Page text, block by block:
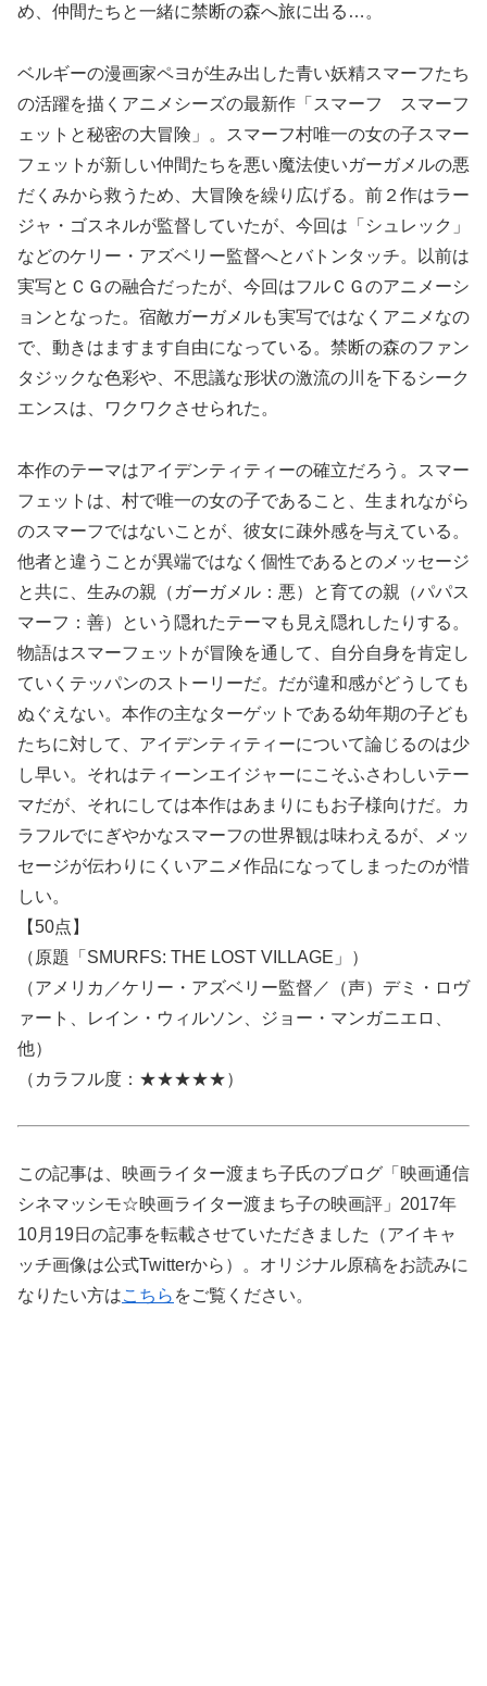
め、仲間たちと一緒に禁断の森へ旅に出る…。
ベルギーの漫画家ペヨが生み出した青い妖精スマーフたち
の活躍を描くアニメシーズの最新作「スマーフ スマーフ
ェットと秘密の大冒険」。スマーフ村唯一の女の子スマー
フェットが新しい仲間たちを悪い魔法使いガーガメルの悪
だくみから救うため、大冒険を繰り広げる。前２作はラー
ジャ・ゴスネルが監督していたが、今回は「シュレック」
などのケリー・アズベリー監督へとバトンタッチ。以前は
実写とＣＧの融合だったが、今回はフルＣＧのアニメーシ
ョンとなった。宿敵ガーガメルも実写ではなくアニメなの
で、動きはますます自由になっている。禁断の森のファン
タジックな色彩や、不思議な形状の激流の川を下るシーク
エンスは、ワクワクさせられた。
本作のテーマはアイデンティティーの確立だろう。スマー
フェットは、村で唯一の女の子であること、生まれながら
のスマーフではないことが、彼女に疎外感を与えている。
他者と違うことが異端ではなく個性であるとのメッセージ
と共に、生みの親（ガーガメル：悪）と育ての親（パパス
マーフ：善）という隠れたテーマも見え隠れしたりする。
物語はスマーフェットが冒険を通して、自分自身を肯定し
ていくテッパンのストーリーだ。だが違和感がどうしても
ぬぐえない。本作の主なターゲットである幼年期の子ども
たちに対して、アイデンティティーについて論じるのは少
し早い。それはティーンエイジャーにこそふさわしいテー
マだが、それにしては本作はあまりにもお子様向けだ。カ
ラフルでにぎやかなスマーフの世界観は味わえるが、メッ
セージが伝わりにくいアニメ作品になってしまったのが惜
しい。
【50点】
（原題「SMURFS: THE LOST VILLAGE」）
（アメリカ／ケリー・アズベリー監督／（声）デミ・ロヴ
ァート、レイン・ウィルソン、ジョー・マンガニエロ、
他）
（カラフル度：★★★★★）
この記事は、映画ライター渡まち子氏のブログ「映画通信
シネマッシモ☆映画ライター渡まち子の映画評」2017年
10月19日の記事を転載させていただきました（アイキャ
ッチ画像は公式Twitterから）。オリジナル原稿をお読みに
なりたい方はこちら をご覧ください。